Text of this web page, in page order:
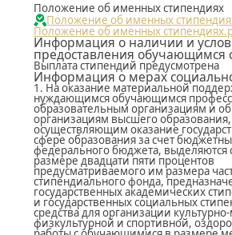
Положение об именных стипендиях
Положение об именных
Положение об именных
Информация о наличии и
предоставления обучающимся
Выплата стипендий предусмотрена
Информация о мерах
1. На оказание материальной
нуждающимся обучающимся
образовательным организациям и
организациям высшего образования,
осуществляющим оказание
сфере образования за счет
федерального бюджета, выделяются
размере двадцати пяти процентов
предусматриваемого им размера
стипендиального фонда,
государственных академических
и государственных социальных
средства для организации
физкультурной и спортивной,